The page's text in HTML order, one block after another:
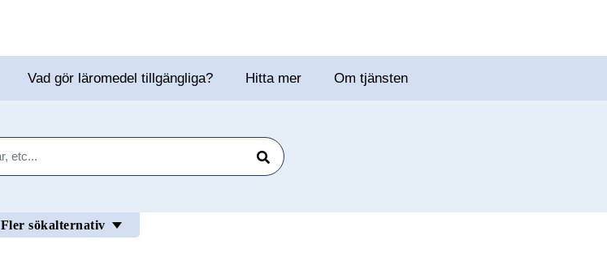
Vad gör läromedel tillgängliga? Hitta mer Om tjänsten
Sök
Fler sökalternativ